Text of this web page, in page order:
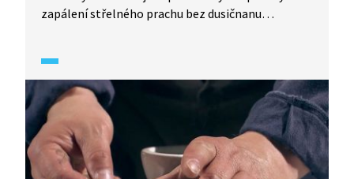
zapálení střelného prachu bez dusičnanu